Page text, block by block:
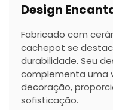
Design
Fabricado com
cachepot se
durabilidade. Seu
complementa uma
decoração,
sofisticação.